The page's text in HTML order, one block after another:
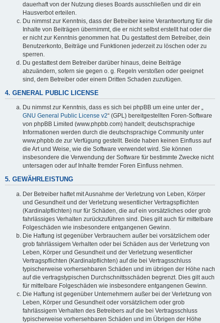
dauerhaft von der Nutzung dieses Boards ausschließen und dir ein
Hausverbot erteilen.
Du nimmst zur Kenntnis, dass der Betreiber keine Verantwortung für die
Inhalte von Beiträgen übernimmt, die er nicht selbst erstellt hat oder die
er nicht zur Kenntnis genommen hat. Du gestattest dem Betreiber, dein
Benutzerkonto, Beiträge und Funktionen jederzeit zu löschen oder zu
sperren.
Du gestattest dem Betreiber darüber hinaus, deine Beiträge
abzuändern, sofern sie gegen o. g. Regeln verstoßen oder geeignet
sind, dem Betreiber oder einem Dritten Schaden zuzufügen.
4. GENERAL PUBLIC LICENSE
Du nimmst zur Kenntnis, dass es sich bei phpBB um eine unter der „
GNU General Public License v2“ (GPL) bereitgestellten Foren-Software
von phpBB Limited (www.phpbb.com) handelt; deutschsprachige
Informationen werden durch die deutschsprachige Community unter
www.phpbb.de zur Verfügung gestellt. Beide haben keinen Einfluss auf
die Art und Weise, wie die Software verwendet wird. Sie können
insbesondere die Verwendung der Software für bestimmte Zwecke nicht
untersagen oder auf Inhalte fremder Foren Einfluss nehmen.
5. GEWÄHRLEISTUNG
Der Betreiber haftet mit Ausnahme der Verletzung von Leben, Körper
und Gesundheit und der Verletzung wesentlicher Vertragspflichten
(Kardinalpflichten) nur für Schäden, die auf ein vorsätzliches oder grob
fahrlässiges Verhalten zurückzuführen sind. Dies gilt auch für mittelbare
Folgeschäden wie insbesondere entgangenen Gewinn.
Die Haftung ist gegenüber Verbrauchern außer bei vorsätzlichem oder
grob fahrlässigem Verhalten oder bei Schäden aus der Verletzung von
Leben, Körper und Gesundheit und der Verletzung wesentlicher
Vertragspflichten (Kardinalpflichten) auf die bei Vertragsschluss
typischerweise vorhersehbaren Schäden und im übrigen der Höhe nach
auf die vertragstypischen Durchschnittsschäden begrenzt. Dies gilt auch
für mittelbare Folgeschäden wie insbesondere entgangenen Gewinn.
Die Haftung ist gegenüber Unternehmern außer bei der Verletzung von
Leben, Körper und Gesundheit oder vorsätzlichem oder grob
fahrlässigem Verhalten des Betreibers auf die bei Vertragsschluss
typischerweise vorhersehbaren Schäden und im Übrigen der Höhe